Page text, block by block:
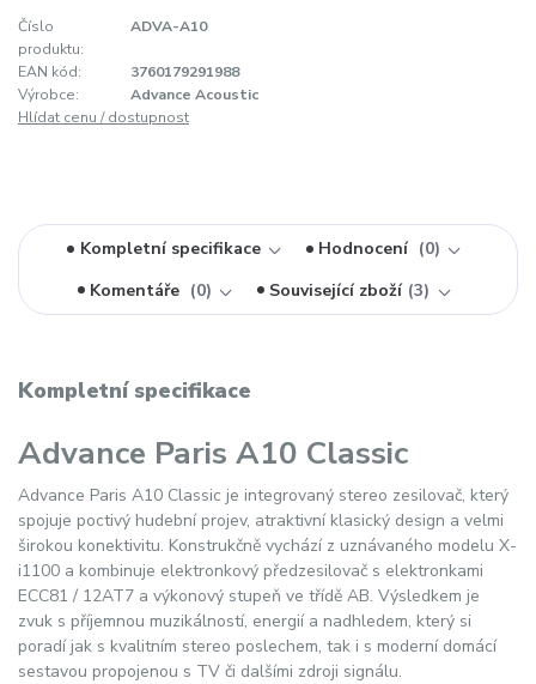
Číslo
produktu:
ADVA-A10
EAN kód:
3760179291988
Výrobce:
Advance Acoustic
Hlídat cenu / dostupnost
Kompletní specifikace Hodnocení
0
Komentáře
0 Související zboží 3
Kompletní specifikace
Advance Paris A10 Classic
Advance Paris A10 Classic je integrovaný stereo zesilovač, který
spojuje poctivý hudební projev, atraktivní klasický design a velmi
širokou konektivitu. Konstrukčně vychází z uznávaného modelu X-
i1100 a kombinuje elektronkový předzesilovač s elektronkami
ECC81 / 12AT7 a výkonový stupeň ve třídě AB. Výsledkem je
zvuk s příjemnou muzikálností, energií a nadhledem, který si
poradí jak s kvalitním stereo poslechem, tak i s moderní domácí
sestavou propojenou s TV či dalšími zdroji signálu.